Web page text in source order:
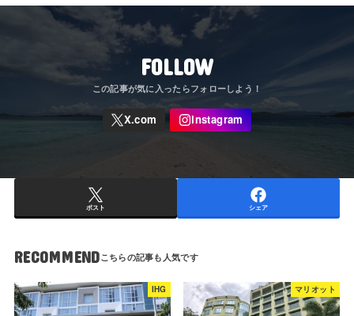
FOLLOW
ポスト シェア
RECOMMEND
IHG マリオット